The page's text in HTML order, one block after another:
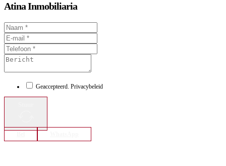
Atina Inmobiliaria
Geaccepteerd. Privacybeleid